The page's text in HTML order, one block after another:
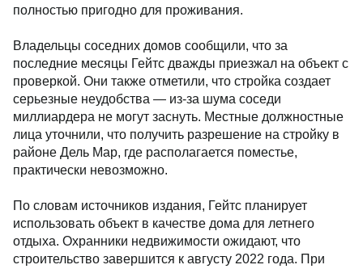
полностью пригодно для проживания.
Владельцы соседних домов сообщили, что за
последние месяцы Гейтс дважды приезжал на объект с
проверкой. Они также отметили, что стройка создает
серьезные неудобства — из-за шума соседи
миллиардера не могут заснуть. Местные должностные
лица уточнили, что получить разрешение на стройку в
районе Дель Мар, где располагается поместье,
практически невозможно.
По словам источников издания, Гейтс планирует
использовать объект в качестве дома для летнего
отдыха. Охранники недвижимости ожидают, что
строительство завершится к августу 2022 года. При